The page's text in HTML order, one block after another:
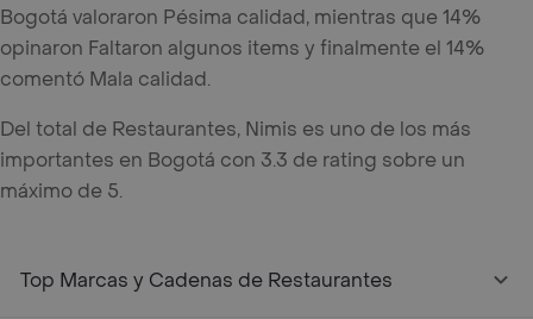
Bogotá valoraron Pésima calidad, mientras que 14%
opinaron Faltaron algunos items y finalmente el 14%
comentó Mala calidad.
Del total de Restaurantes, Nimis es uno de los más
importantes en Bogotá con 3.3 de rating sobre un
máximo de 5.
Top Marcas y Cadenas de Restaurantes